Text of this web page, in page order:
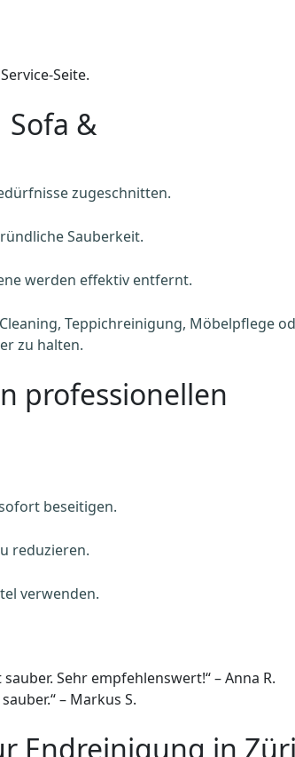
Seite.
&
zugeschnitten.
Sauberkeit.
werden effektiv entfernt.
Teppichreinigung, Möbelpflege
zu halten.
professionellen
beseitigen.
reduzieren.
verwenden.
Sehr empfehlenswert!“ – Anna R.
– Markus S.
Endreinigung in